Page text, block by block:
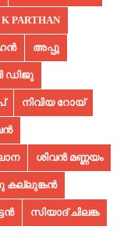
PARTHAN
അപ്പു
ഡിജു
നിവിയ റോയ്
ശിവൻ മണ്ണയം
കല്ലുങ്കൻ
സിയാദ് ചിലങ്ക